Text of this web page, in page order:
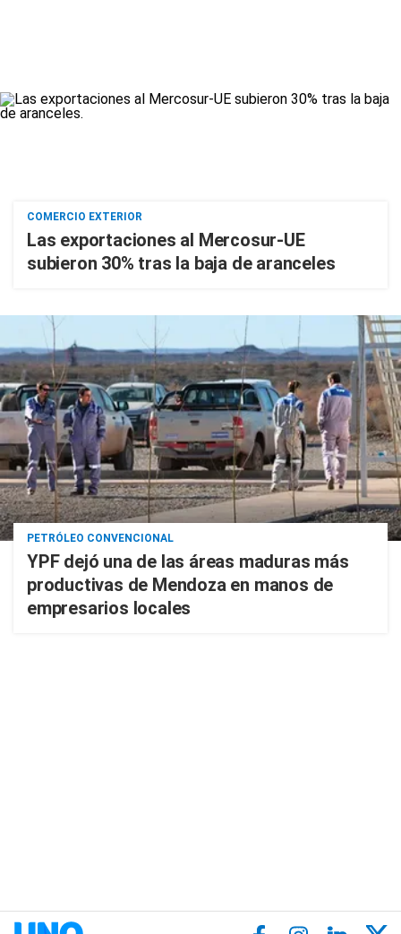
COMERCIO EXTERIOR
Las exportaciones al Mercosur-UE
subieron 30% tras la baja de aranceles
PETRÓLEO CONVENCIONAL
YPF dejó una de las áreas maduras más
productivas de Mendoza en manos de
empresarios locales